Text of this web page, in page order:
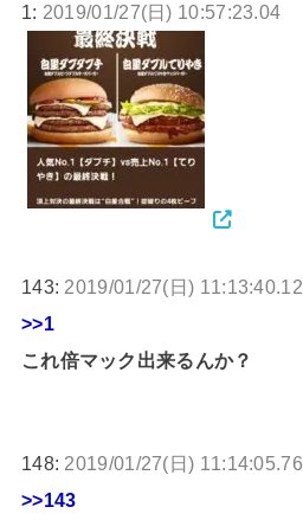
1: 2019/01/27(日) 10:57:23.04
143: 2019/01/27(日) 11:13:40.12
>>1
これ倍マック出来るんか？
148: 2019/01/27(日) 11:14:05.76
>>143